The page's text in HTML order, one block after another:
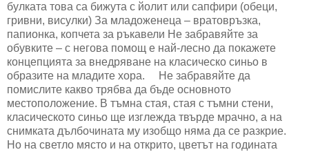
булката това са бижута с йолит или сапфири (обеци,
гривни, висулки) За младоженеца – вратовръзка,
папионка, копчета за ръкавели Не забравяйте за
обувките – с негова помощ е най-лесно да покажете
концепцията за внедряване на класическо синьо в
образите на младите хора. ⠀ Не забравяйте да
помислите какво трябва да бъде основното
местоположение. В тъмна стая, стая с тъмни стени,
класическото синьо ще изглежда твърде мрачно, а на
снимката дълбочината му изобщо няма да се разкрие.
Но на светло място и на открито, цветът на годината